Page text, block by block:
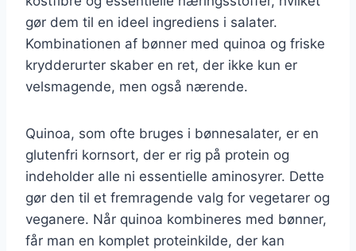
gør dem til en ideel ingrediens i salater.
Kombinationen af bønner med quinoa og friske
krydderurter skaber en ret, der ikke kun er
velsmagende, men også nærende.
Quinoa, som ofte bruges i bønnesalater, er en
glutenfri kornsort, der er rig på protein og
indeholder alle ni essentielle aminosyrer. Dette
gør den til et fremragende valg for vegetarer og
veganere. Når quinoa kombineres med bønner,
får man en komplet proteinkilde, der kan